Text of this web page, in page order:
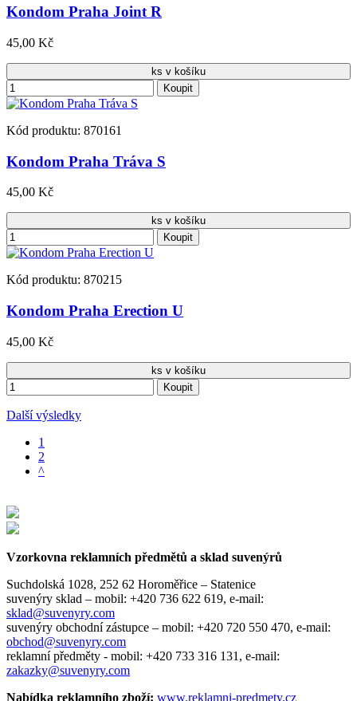
Kondom Praha Joint R
45,00 Kč
ks v košíku
Koupit
Kód produktu: 870161
Kondom Praha Tráva S
45,00 Kč
ks v košíku
Koupit
Kód produktu: 870215
Kondom Praha Erection U
45,00 Kč
ks v košíku
Koupit
Další výsledky
1
2
^
Vzorkovna reklamních předmětů a sklad suvenýrů
Suchdolská 1028, 252 62 Horoměřice – Statenice
suvenýry sklad – mobil: +420 736 622 619, e-mail:
sklad@suvenyry.com
suvenýry obchodní zástupce – mobil: +420 720 550 470, e-mail:
obchod@suvenyry.com
reklamní předměty - mobil: +420 733 316 131, e-mail:
zakazky@suvenyry.com
Nabídka reklamního zboží: www.reklamni-predmety.cz